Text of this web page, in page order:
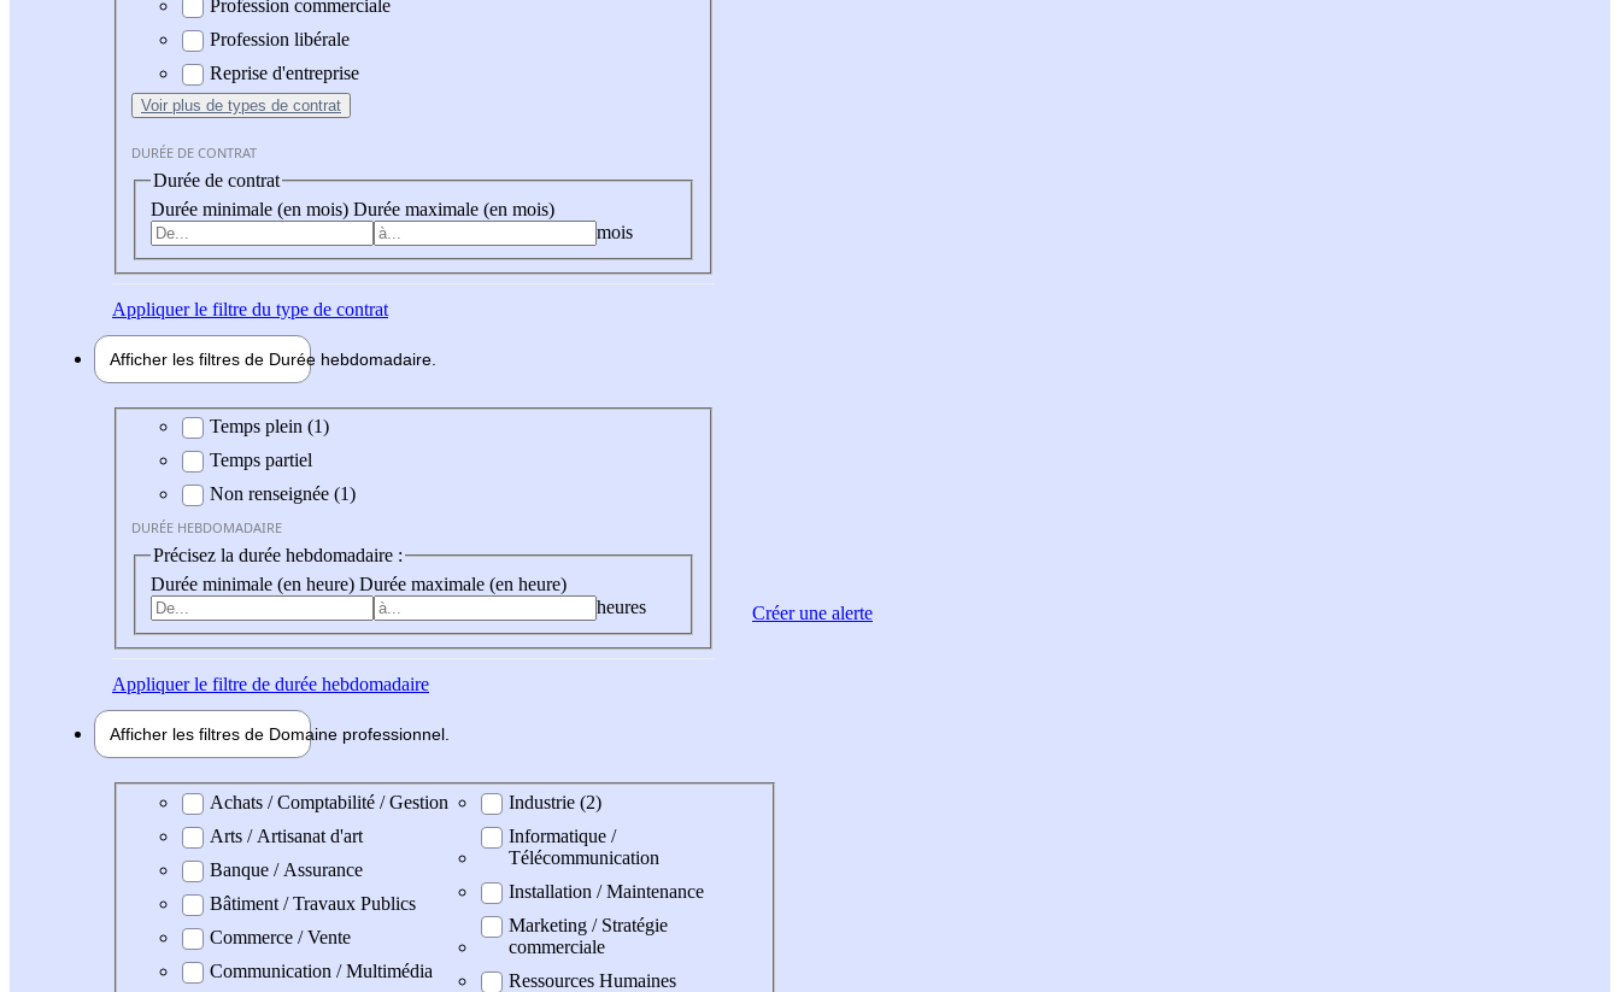
Profession commerciale
Profession libérale
Reprise d'entreprise
Voir plus de types de contrat
DURÉE DE CONTRAT
Durée de contrat
Durée minimale (en mois) Durée maximale (en mois)
mois
Appliquerle filtre du type de contrat
Afficher les filtres de Durée hebdomadaire
Durée hebdomadaire
Temps plein (1)
Temps partiel
Non renseignée (1)
DURÉE HEBDOMADAIRE
Précisez la durée hebdomadaire :
Durée minimale (en heure) Durée maximale (en heure)
heures
Appliquerle filtre de durée hebdomadaire
Afficher les filtres de Domaine professionnel
Domaine professionel
Achats / Comptabilité / Gestion
Arts / Artisanat d'art
Banque / Assurance
Bâtiment / Travaux Publics
Commerce / Vente
Communication / Multimédia
Industrie (2)
Informatique /
Télécommunication
Installation / Maintenance
Marketing / Stratégie
commerciale
Ressources Humaines
Créer une alerte